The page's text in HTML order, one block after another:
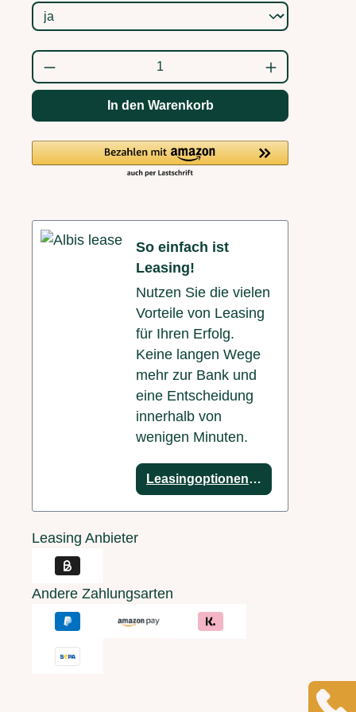
Produkt Anzahl: Gib den gewünschten
In den Warenkorb
So einfach ist
Leasing!
Nutzen Sie die vielen
Vorteile von Leasing
für Ihren Erfolg.
Keine langen Wege
mehr zur Bank und
eine Entscheidung
innerhalb von
wenigen Minuten.
Leasingoptionen anzeigen
Leasing Anbieter
Andere Zahlungsarten